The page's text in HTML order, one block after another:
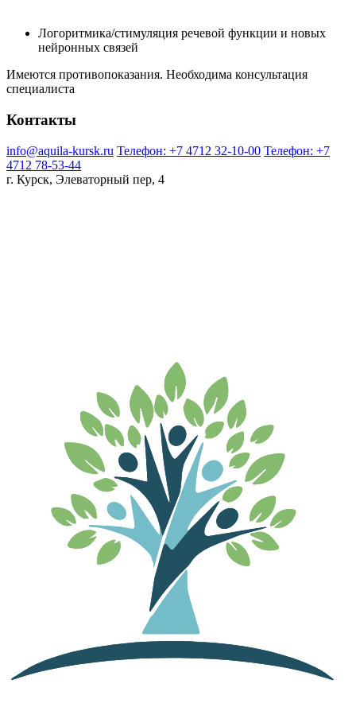
Логоритмика/стимуляция речевой функции и новых
нейронных связей
Имеются противопоказания. Необходима консультация
специалиста
Контакты
info@aquila-kursk.ru Телефон: +7 4712 32-10-00 Телефон: +7
4712 78-53-44
г. Курск, Элеваторный пер, 4